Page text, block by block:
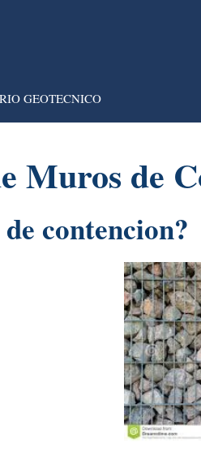
GEOTECNICO
Muros de
contencion?